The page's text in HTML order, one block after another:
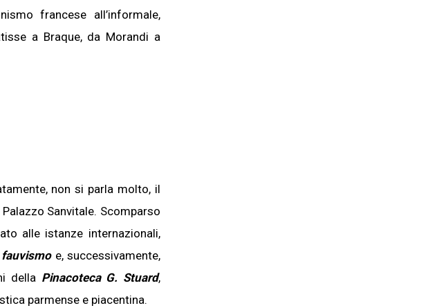
francese all’informale,
a Braque, da Morandi a
non si parla molto, il
Sanvitale. Scomparso
alle istanze internazionali,
fauvismoe, successivamente,
della Pinacoteca G. Stuard,
parmense e piacentina.